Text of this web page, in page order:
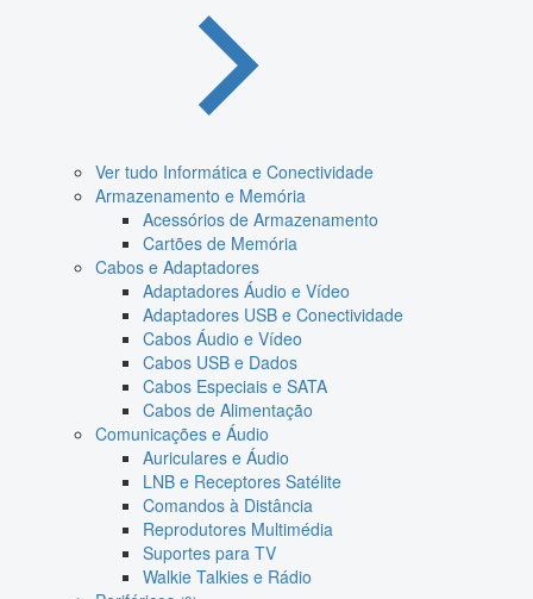
Ver tudo Informática e Conectividade
Armazenamento e Memória
Acessórios de Armazenamento
Cartões de Memória
Cabos e Adaptadores
Adaptadores Áudio e Vídeo
Adaptadores USB e Conectividade
Cabos Áudio e Vídeo
Cabos USB e Dados
Cabos Especiais e SATA
Cabos de Alimentação
Comunicações e Áudio
Auriculares e Áudio
LNB e Receptores Satélite
Comandos à Distância
Reprodutores Multimédia
Suportes para TV
Walkie Talkies e Rádio